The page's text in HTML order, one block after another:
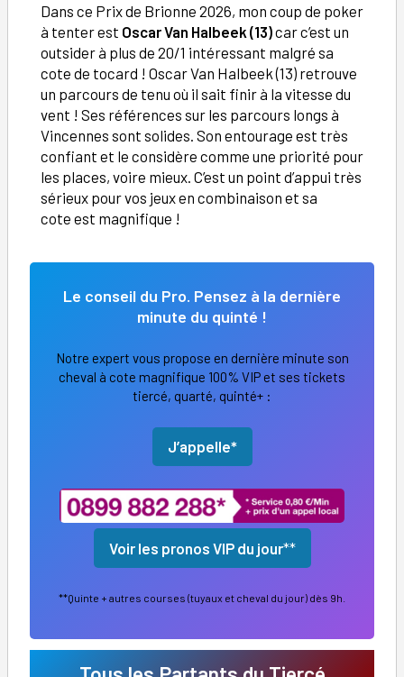
Dans ce Prix de Brionne 2026, mon coup de poker
à tenter est Oscar Van Halbeek (13)car c’est un
outsider à plus de 20/1 intéressant malgré sa
cote de tocard ! Oscar Van Halbeek (13) retrouve
un parcours de tenu où il sait finir à la vitesse du
vent ! Ses références sur les parcours longs à
Vincennes sont solides. Son entourage est très
confiant et le considère comme une priorité pour
les places, voire mieux. C’est un point d’appui très
sérieux pour vos jeux en combinaison et sa
cote est magnifique !
Le conseil du Pro. Pensez à la dernière
minute du quinté !
Notre expert vous propose en dernière minute son
cheval à cote magnifique 100% VIP et ses tickets
tiercé, quarté, quinté+ :
J’appelle*
Voir les pronos VIP du jour**
**Quinte + autres courses (tuyaux et cheval du jour) dès 9h.